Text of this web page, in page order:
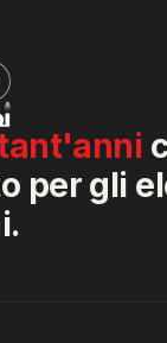
per gli